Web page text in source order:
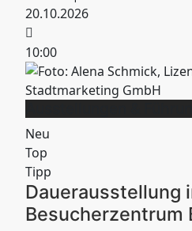
20.10.2026
10:00
Neu
Top
Tipp
Dauerausstellung
Besucherzentrum